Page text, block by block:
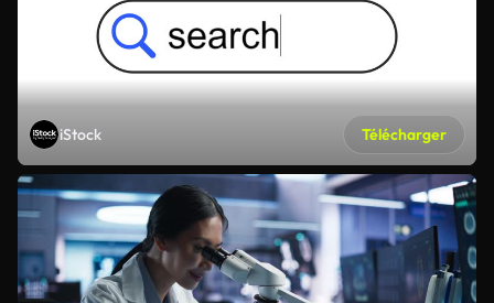
iStock Télécharger